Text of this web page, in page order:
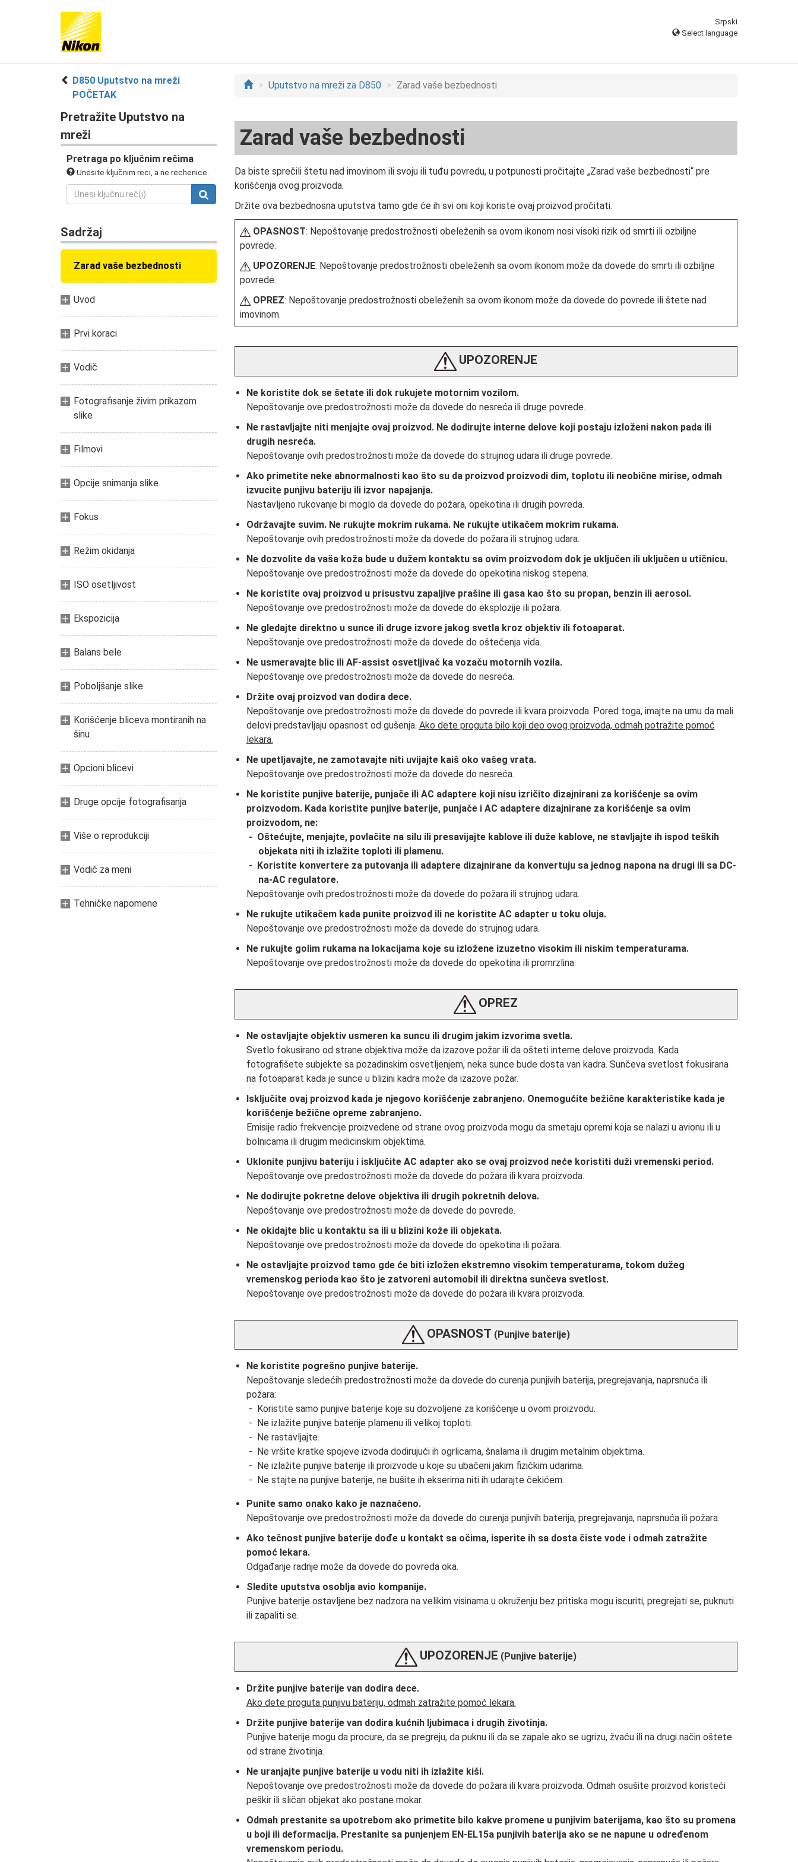
Srpski
Select language
D850 Uputstvo na mreži
POČETAK
Pretražite Uputstvo na
mreži
Pretraga po ključnim rečima
Unesite ključnim reci, a ne rechenice.
Sadržaj
Zarad vaše bezbednosti
Uvod
Prvi koraci
Vodič
Fotografisanje živim prikazom
slike
Filmovi
Opcije snimanja slike
Fokus
Režim okidanja
ISO osetljivost
Ekspozicija
Balans bele
Poboljšanje slike
Korišćenje bliceva montiranih na
šinu
Opcioni blicevi
Druge opcije fotografisanja
Više o reprodukciji
Vodič za meni
Tehničke napomene
Uputstvo na mreži za D850 Zarad vaše bezbednosti
Zarad vaše bezbednosti
Da biste sprečili štetu nad imovinom ili svoju ili tuđu povredu, u potpunosti pročitajte „Zarad vaše bezbednosti“ pre
korišćenja ovog proizvoda.
Držite ova bezbednosna uputstva tamo gde će ih svi oni koji koriste ovaj proizvod pročitati.
OPASNOST: Nepoštovanje predostrožnosti obeleženih sa ovom ikonom nosi visoki rizik od smrti ili ozbiljne
povrede.
UPOZORENJE: Nepoštovanje predostrožnosti obeleženih sa ovom ikonom može da dovede do smrti ili ozbiljne
povrede.
OPREZ: Nepoštovanje predostrožnosti obeleženih sa ovom ikonom može da dovede do povrede ili štete nad
imovinom.
UPOZORENJE
Ne koristite dok se šetate ili dok rukujete motornim vozilom.
Nepoštovanje ove predostrožnosti može da dovede do nesreća ili druge povrede.
Ne rastavljajte niti menjajte ovaj proizvod. Ne dodirujte interne delove koji postaju izloženi nakon pada ili
drugih nesreća.
Nepoštovanje ovih predostrožnosti može da dovede do strujnog udara ili druge povrede.
Ako primetite neke abnormalnosti kao što su da proizvod proizvodi dim, toplotu ili neobične mirise, odmah
izvucite punjivu bateriju ili izvor napajanja.
Nastavljeno rukovanje bi moglo da dovede do požara, opekotina ili drugih povreda.
Održavajte suvim. Ne rukujte mokrim rukama. Ne rukujte utikačem mokrim rukama.
Nepoštovanje ovih predostrožnosti može da dovede do požara ili strujnog udara.
Ne dozvolite da vaša koža bude u dužem kontaktu sa ovim proizvodom dok je uključen ili uključen u utičnicu.
Nepoštovanje ove predostrožnosti može da dovede do opekotina niskog stepena.
Ne koristite ovaj proizvod u prisustvu zapaljive prašine ili gasa kao što su propan, benzin ili aerosol.
Nepoštovanje ove predostrožnosti može da dovede do eksplozije ili požara.
Ne gledajte direktno u sunce ili druge izvore jakog svetla kroz objektiv ili fotoaparat.
Nepoštovanje ove predostrožnosti može da dovede do oštećenja vida.
Ne usmeravajte blic ili AF-assist osvetljivač ka vozaču motornih vozila.
Nepoštovanje ove predostrožnosti može da dovede do nesreća.
Držite ovaj proizvod van dodira dece.
Nepoštovanje ove predostrožnosti može da dovede do povrede ili kvara proizvoda. Pored toga, imajte na umu da mali
delovi predstavljaju opasnost od gušenja. Ako dete proguta bilo koji deo ovog proizvoda, odmah potražite pomoć
lekara.
Ne upetljavajte, ne zamotavajte niti uvijajte kaiš oko vašeg vrata.
Nepoštovanje ove predostrožnosti može da dovede do nesreća.
Ne koristite punjive baterije, punjače ili AC adaptere koji nisu izričito dizajnirani za korišćenje sa ovim
proizvodom. Kada koristite punjive baterije, punjače i AC adaptere dizajnirane za korišćenje sa ovim
proizvodom, ne:
Oštećujte, menjajte, povlačite na silu ili presavijajte kablove ili duže kablove, ne stavljajte ih ispod teških
objekata niti ih izlažite toploti ili plamenu.
Koristite konvertere za putovanja ili adaptere dizajnirane da konvertuju sa jednog napona na drugi ili sa DC-
na-AC regulatore.
Nepoštovanje ovih predostrožnosti može da dovede do požara ili strujnog udara.
Ne rukujte utikačem kada punite proizvod ili ne koristite AC adapter u toku oluja.
Nepoštovanje ove predostrožnosti može da dovede do strujnog udara.
Ne rukujte golim rukama na lokacijama koje su izložene izuzetno visokim ili niskim temperaturama.
Nepoštovanje ove predostrožnosti može da dovede do opekotina ili promrzlina.
OPREZ
Ne ostavljajte objektiv usmeren ka suncu ili drugim jakim izvorima svetla.
Svetlo fokusirano od strane objektiva može da izazove požar ili da ošteti interne delove proizvoda. Kada
fotografišete subjekte sa pozadinskim osvetljenjem, neka sunce bude dosta van kadra. Sunčeva svetlost fokusirana
na fotoaparat kada je sunce u blizini kadra može da izazove požar.
Isključite ovaj proizvod kada je njegovo korišćenje zabranjeno. Onemogućite bežične karakteristike kada je
korišćenje bežične opreme zabranjeno.
Emisije radio frekvencije proizvedene od strane ovog proizvoda mogu da smetaju opremi koja se nalazi u avionu ili u
bolnicama ili drugim medicinskim objektima.
Uklonite punjivu bateriju i isključite AC adapter ako se ovaj proizvod neće koristiti duži vremenski period.
Nepoštovanje ove predostrožnosti može da dovede do požara ili kvara proizvoda.
Ne dodirujte pokretne delove objektiva ili drugih pokretnih delova.
Nepoštovanje ove predostrožnosti može da dovede do povrede.
Ne okidajte blic u kontaktu sa ili u blizini kože ili objekata.
Nepoštovanje ove predostrožnosti može da dovede do opekotina ili požara.
Ne ostavljajte proizvod tamo gde će biti izložen ekstremno visokim temperaturama, tokom dužeg
vremenskog perioda kao što je zatvoreni automobil ili direktna sunčeva svetlost.
Nepoštovanje ove predostrožnosti može da dovede do požara ili kvara proizvoda.
OPASNOST (Punjive baterije)
Ne koristite pogrešno punjive baterije.
Nepoštovanje sledećih predostrožnosti može da dovede do curenja punjivih baterija, pregrejavanja, naprsnuća ili
požara:
Koristite samo punjive baterije koje su dozvoljene za korišćenje u ovom proizvodu.
Ne izlažite punjive baterije plamenu ili velikoj toploti.
Ne rastavljajte.
Ne vršite kratke spojeve izvoda dodirujući ih ogrlicama, šnalama ili drugim metalnim objektima.
Ne izlažite punjive baterije ili proizvode u koje su ubačeni jakim fizičkim udarima.
Ne stajte na punjive baterije, ne bušite ih ekserima niti ih udarajte čekićem.
Punite samo onako kako je naznačeno.
Nepoštovanje ove predostrožnosti može da dovede do curenja punjivih baterija, pregrejavanja, naprsnuća ili požara.
Ako tečnost punjive baterije dođe u kontakt sa očima, isperite ih sa dosta čiste vode i odmah zatražite
pomoć lekara.
Odgađanje radnje može da dovede do povreda oka.
Sledite uputstva osoblja avio kompanije.
Punjive baterije ostavljene bez nadzora na velikim visinama u okruženju bez pritiska mogu iscuriti, pregrejati se, puknuti
ili zapaliti se.
UPOZORENJE (Punjive baterije)
Držite punjive baterije van dodira dece.
Ako dete proguta punjivu bateriju, odmah zatražite pomoć lekara.
Držite punjive baterije van dodira kućnih ljubimaca i drugih životinja.
Punjive baterije mogu da procure, da se pregreju, da puknu ili da se zapale ako se ugrizu, žvaću ili na drugi način oštete
od strane životinja.
Ne uranjajte punjive baterije u vodu niti ih izlažite kiši.
Nepoštovanje ove predostrožnosti može da dovede do požara ili kvara proizvoda. Odmah osušite proizvod koristeći
peškir ili sličan objekat ako postane mokar.
Odmah prestanite sa upotrebom ako primetite bilo kakve promene u punjivim baterijama, kao što su promena
u boji ili deformacija. Prestanite sa punjenjem EN-EL15a punjivih baterija ako se ne napune u određenom
vremenskom periodu.